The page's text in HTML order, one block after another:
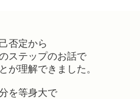
否定から
ステップのお話で
が理解できました。
を等身大で